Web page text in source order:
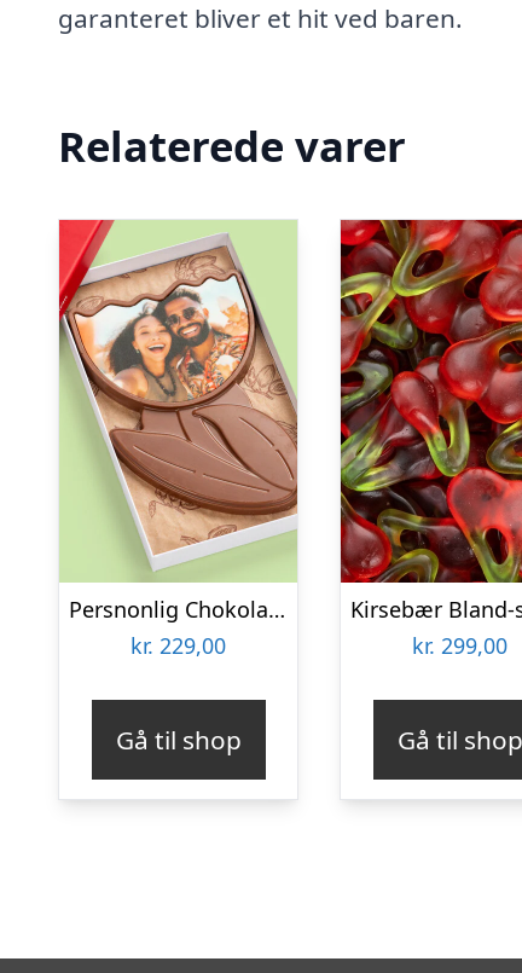
garanteret bliver et hit ved baren.
Relaterede varer
Persnonlig Chokoladeblomst med Billede
kr. 229,00
Gå til shop
kr. 299,00
Gå til shop